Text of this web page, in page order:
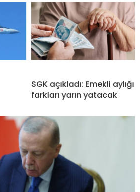
SGK açıkladı: Emekli aylığı
farkları yarın yatacak